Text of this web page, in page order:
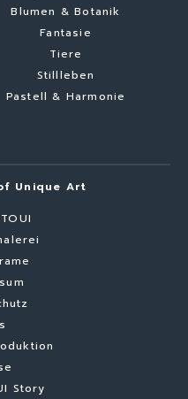
Blumen & Botanik
Fantasie
Tiere
Stillleben
Pastell & Harmonie
Unique Art
Story